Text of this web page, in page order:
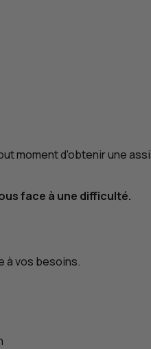
moment d’obtenir une
face à une difficulté.
à vos besoins.